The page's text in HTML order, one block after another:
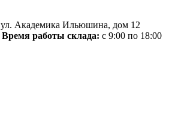
ул. Академика Ильюшина, дом 12
Время работы склада: с 9:00 по 18:00